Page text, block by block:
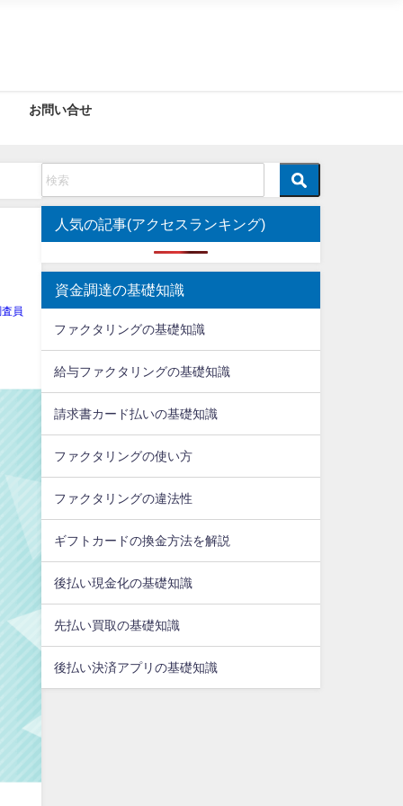
お問い合せ
員
人気の記事(アクセスランキング)
資金調達の基礎知識
ファクタリングの基礎知識
給与ファクタリングの基礎知識
請求書カード払いの基礎知識
ファクタリングの使い方
ファクタリングの違法性
ギフトカードの換金方法を解説
後払い現金化の基礎知識
先払い買取の基礎知識
後払い決済アプリの基礎知識